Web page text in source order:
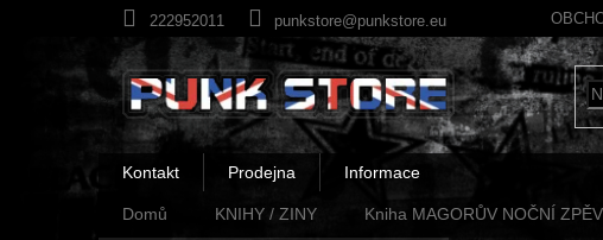
222952011 punkstore@punkstore.eu
Kontakt Prodejna Informace
Domů KNIHY / ZINY Kniha MAGORŮV NOČNÍ ZPĚV